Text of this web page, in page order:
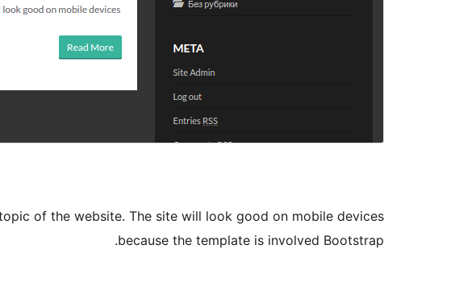
of the website. The site will look good on mobile devices
because the template is involved Bootstrap.